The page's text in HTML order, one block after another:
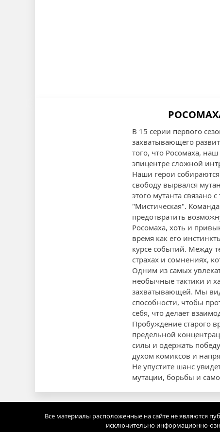
В 15 серии первого
захватывающего
того, что Росомаха,
эпицентре сложной
Наши герои
свободу вырвался
этого мутанта
"Мистическая".
предотвратить
Росомаха, хоть и
время как его
курсе событий. Между
страхах и сомнениях,
Одним из самых
необычные тактики и
захватывающей. Мы
способности, чтобы
себя, что делает
Пробуждение старого
предельной
силы и одержать
духом комиксов и
Не упустите шанс
мутации, борьбы и
Все материалы расположенные на сайте не являются
исключительно информационно-